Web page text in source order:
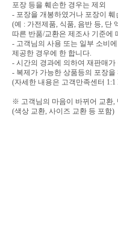
포장 등을 훼손한 경우는 제외
- 포장을 개봉하였거나 포장이
(예 : 가전제품, 식품, 음반 등, 단
따른 반품/교환은 제조사 기준에
- 고객님의 사용 또는 일부 소비
제공한 경우에 한 합니다.
- 시간의 경과에 의하여 재판매
- 복제가 가능한 상품등의 포장을
(자세한 내용은 고객만족센터
※ 고객님의 마음이 바뀌어 교환,
(색상 교환, 사이즈 교환 등 포함)